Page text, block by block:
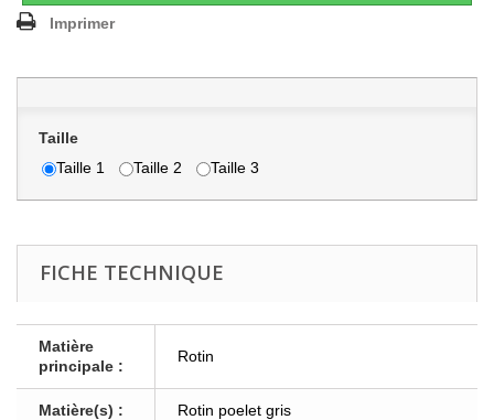
Imprimer
Taille
Taille 1
Taille 2 Taille 3
FICHE TECHNIQUE
Matière
principale :
Rotin
Matière(s) : Rotin poelet gris